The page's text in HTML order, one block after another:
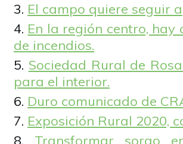
El campo quiere seguir
En la región centro, hay
de incendios.
Sociedad Rural de
para el interior.
Duro comunicado de
Exposición Rural 2020,
Transformar sorgo